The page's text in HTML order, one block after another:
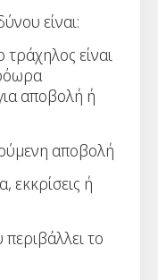
είναι:
είναι
αποβολή ή
αποβολή
εκκρίσεις ή
το